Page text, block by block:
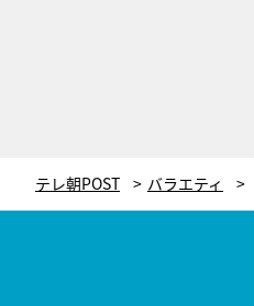
テレ朝POST バラエティ